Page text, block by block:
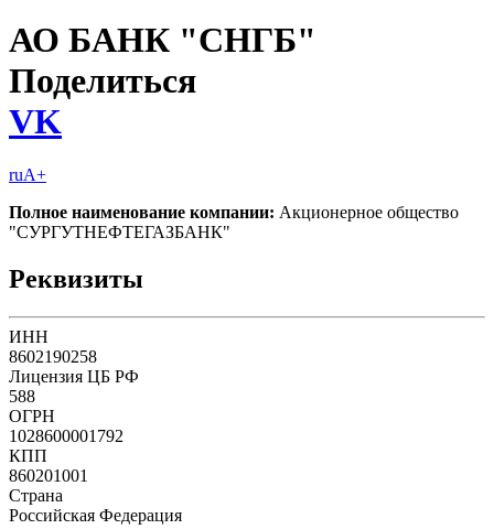
АО БАНК "СНГБ"
Поделиться
VK
ruA+
Полное наименование компании: Акционерное общество
"СУРГУТНЕФТЕГАЗБАНК"
Реквизиты
ИНН
8602190258
Лицензия ЦБ РФ
588
ОГРН
1028600001792
КПП
860201001
Страна
Российская Федерация